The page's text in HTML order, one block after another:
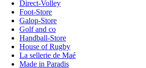
Direct-Volley
Foot-Store
Galop-Store
Golf and co
Handball-Store
House of Rugby
La sellerie de Maé
Made in Paradis